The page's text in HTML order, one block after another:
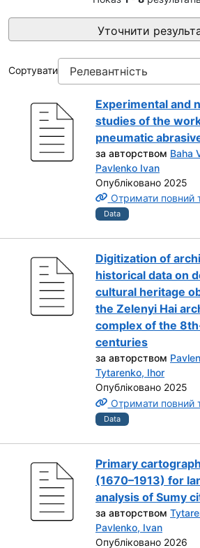
Уточнити
Сортувати
Experimental and
studies of the
pneumatic
за авторством Baha
Pavlenko Ivan
Опубліковано 2025
Отримати повний
Data
Digitization of
historical data on
cultural heritage
the Zelenyi Hai
complex of the
centuries
за авторством
Tytarenko, Ihor
Опубліковано 2025
Отримати повний
Data
Primary
(1670–1913) for
analysis of Sumy
за авторством
Pavlenko, Ivan
Опубліковано 2026